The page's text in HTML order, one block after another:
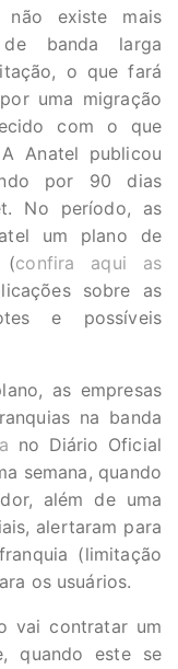
existe mais
de banda larga
o que fará
uma migração
com o que
Anatel publicou
por 90 dias
No período, as
um plano de
(confira aqui as
sobre as
e possíveis
as empresas
na banda
no Diário Oficial
semana, quando
além de uma
alertaram para
(limitação
os usuários.
vai contratar um
quando este se